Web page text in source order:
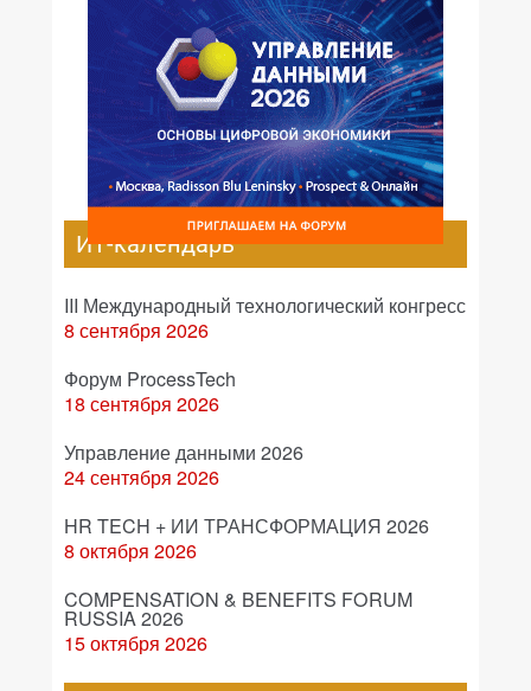
ИТ-календарь
III Международный технологический конгресс
8 сентября 2026
Форум ProcessTech
18 сентября 2026
Управление данными 2026
24 сентября 2026
HR TECH + ИИ ТРАНСФОРМАЦИЯ 2026
8 октября 2026
COMPENSATION & BENEFITS FORUM
RUSSIA 2026
15 октября 2026